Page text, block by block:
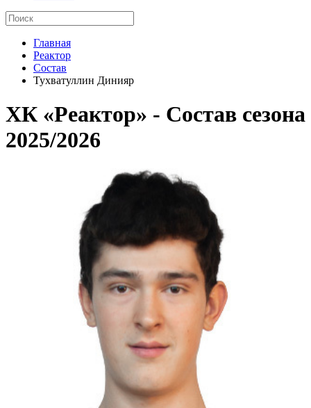
Главная
Реактор
Состав
Тухватуллин Динияр
ХК «Реактор» - Cостав сезона
2025/2026